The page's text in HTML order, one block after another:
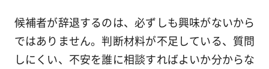
候補者が辞退するのは、必ずしも興味がないから
ではありません。判断材料が不足している、質問
しにくい、不安を誰に相談すればよいか分からな